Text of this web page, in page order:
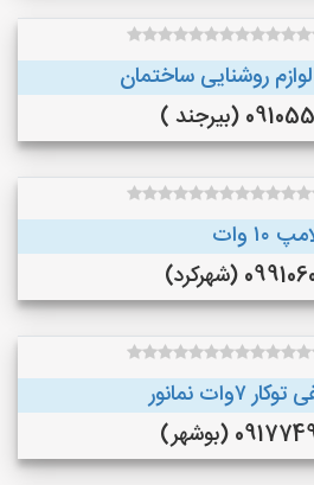
روشنایی ساختمان
(بیرجند )
۱۰ وات
(شهرکرد)
نمانور
(بوشهر)